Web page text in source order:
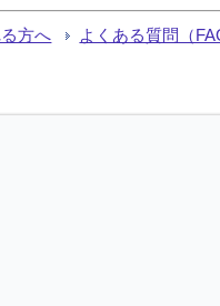
方へ よくある質問（